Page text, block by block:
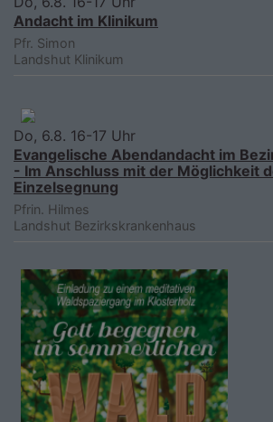
Andacht im Klinikum
Pfr. Simon
Landshut Klinikum
Do, 6.8. 16-17 Uhr
Evangelische Abendandacht im
- Im Anschluss mit der Möglichkeit
Einzelsegnung
Pfrin. Hilmes
Landshut Bezirkskrankenhaus